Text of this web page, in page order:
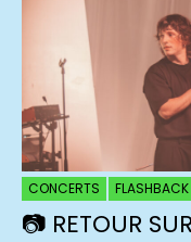
CONCERTS FLASHBACK
📷 RETOUR